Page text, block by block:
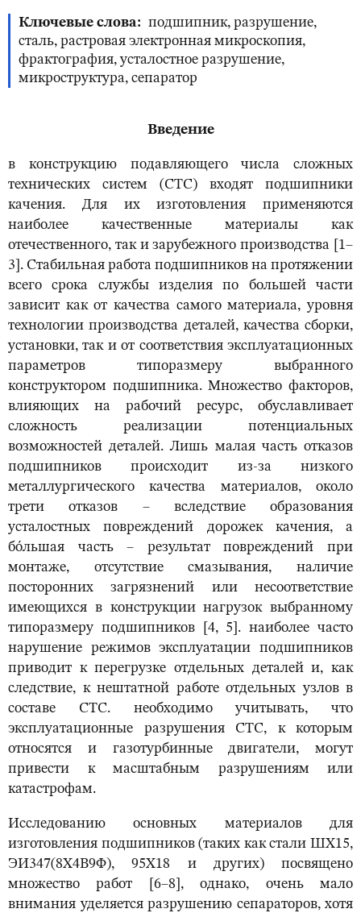
Ключевые слова
подшипник, разрушение,
сталь, растровая электронная микроскопия,
фрактография, усталостное разрушение,
микроструктура, сепаратор
Введение
в конструкцию подавляющего числа сложных
технических систем (СТС) входят подшипники
качения. Для их изготовления применяются
наиболее качественные материалы как
отечественного, так и зарубежного производства [1–
3]. Стабильная работа подшипников на протяжении
всего срока службы изделия по большей части
зависит как от качества самого материала, уровня
технологии производства деталей, качества сборки,
установки, так и от соответствия эксплуатационных
параметров типоразмеру выбранного
конструктором подшипника. Множество факторов,
влияющих на рабочий ресурс, обуславливает
сложность реализации потенциальных
возможностей деталей. Лишь малая часть отказов
подшипников происходит из-за низкого
металлургического качества материалов, около
трети отказов – вследствие образования
усталостных повреждений дорожек качения, а
бо́льшая часть – результат повреждений при
монтаже, отсутствие смазывания, наличие
посторонних загрязнений или несоответствие
имеющихся в конструкции нагрузок выбранному
типоразмеру подшипников [4, 5]. наиболее часто
нарушение режимов эксплуатации подшипников
приводит к перегрузке отдельных деталей и, как
следствие, к нештатной работе отдельных узлов в
составе СТС. необходимо учитывать, что
эксплуатационные разрушения СТС, к которым
относятся и газотурбинные двигатели, могут
привести к масштабным разрушениям или
катастрофам.
Исследованию основных материалов для
изготовления подшипников (таких как стали ШХ15,
ЭИ347(8Х4В9Ф), 95Х18 и других) посвящено
множество работ [6–8], однако, очень мало
внимания уделяется разрушению сепараторов, хотя